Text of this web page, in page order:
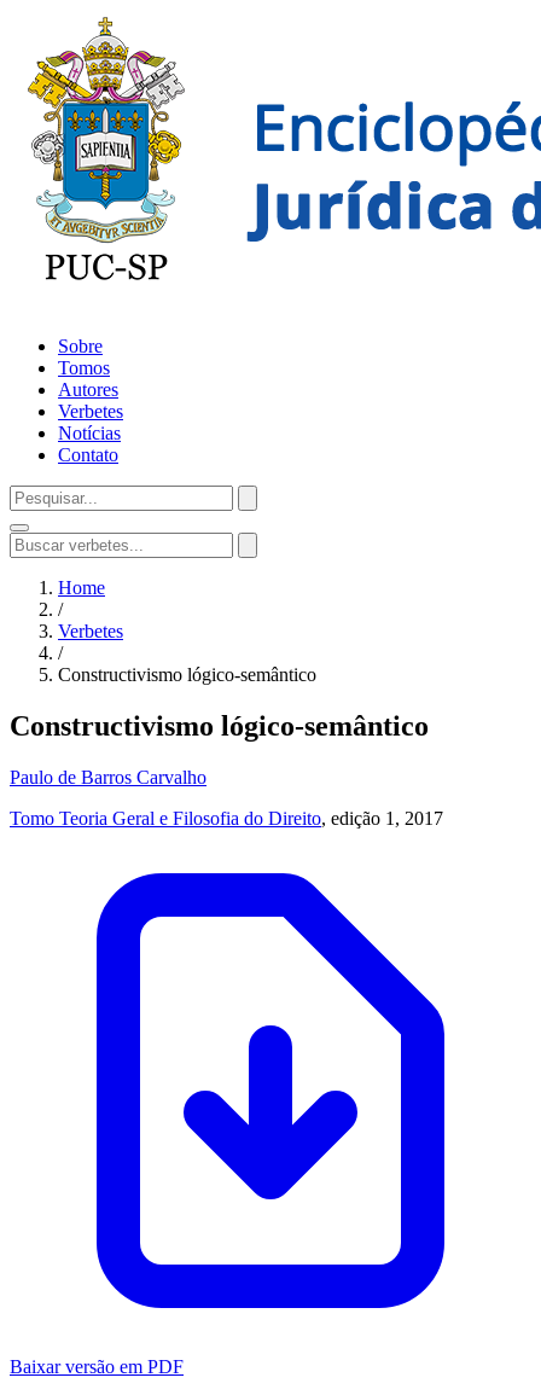
Sobre
Tomos
Autores
Verbetes
Notícias
Contato
Home
/
Verbetes
/
Constructivismo lógico-semântico
Constructivismo lógico-semântico
Paulo de Barros Carvalho
Tomo Teoria Geral e Filosofia do Direito, edição 1, 2017
Baixar versão em PDF